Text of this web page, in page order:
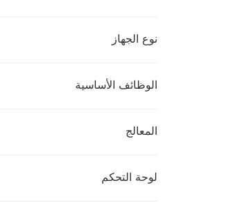
نوع الجهاز
الوظائف الأساسية
المعالج
لوحة التحكم